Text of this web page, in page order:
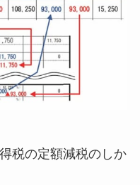
税の定額減税のしか